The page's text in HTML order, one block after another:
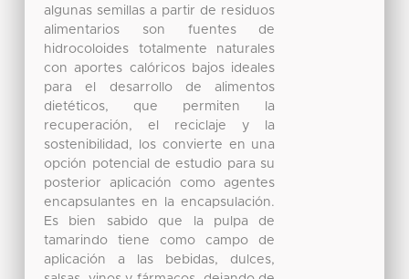
algunas semillas a partir de residuos
alimentarios son fuentes de
hidrocoloides totalmente naturales
con aportes calóricos bajos ideales
para el desarrollo de alimentos
dietéticos, que permiten la
recuperación, el reciclaje y la
sostenibilidad, los convierte en una
opción potencial de estudio para su
posterior aplicación como agentes
encapsulantes en la encapsulación.
Es bien sabido que la pulpa de
tamarindo tiene como campo de
aplicación a las bebidas, dulces,